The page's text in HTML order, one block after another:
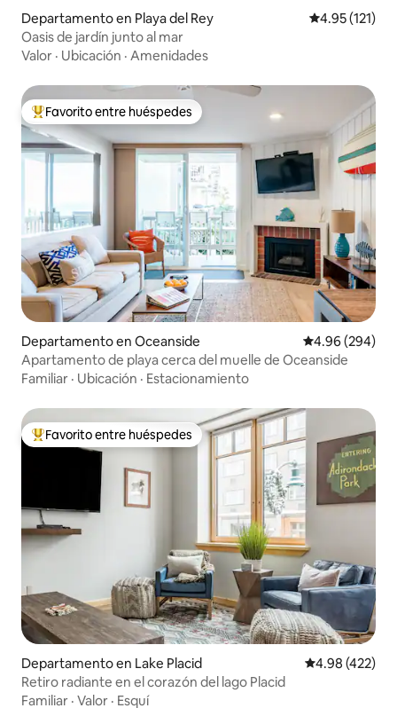
Departamento en Playa del Rey Calificación
4.95 (121)
Oasis de jardín junto al mar
Valor · Ubicación · Amenidades
De los mejores en Favorito entre huéspedes
Favorito entre huéspedes
Departamento en Oceanside Calificación
4.96 (294)
Apartamento de playa cerca del muelle de Oceanside
Familiar · Ubicación · Estacionamiento
De los mejores en Favorito entre huéspedes
Favorito entre huéspedes
Departamento en Lake Placid Calificación
4.98 (422)
Retiro radiante en el corazón del lago Placid
Familiar · Valor · Esquí